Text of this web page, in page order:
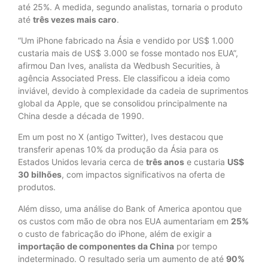
até 25%. A medida, segundo analistas, tornaria o produto
até três vezes mais caro.
“Um iPhone fabricado na Ásia e vendido por US$ 1.000
custaria mais de US$ 3.000 se fosse montado nos EUA”,
afirmou Dan Ives, analista da Wedbush Securities, à
agência Associated Press. Ele classificou a ideia como
inviável, devido à complexidade da cadeia de suprimentos
global da Apple, que se consolidou principalmente na
China desde a década de 1990.
Em um post no X (antigo Twitter), Ives destacou que
transferir apenas 10% da produção da Ásia para os
Estados Unidos levaria cerca de três anos e custaria US$
30 bilhões, com impactos significativos na oferta de
produtos.
Além disso, uma análise do Bank of America apontou que
os custos com mão de obra nos EUA aumentariam em 25%
o custo de fabricação do iPhone, além de exigir a
importação de componentes da China por tempo
indeterminado. O resultado seria um aumento de até 90%